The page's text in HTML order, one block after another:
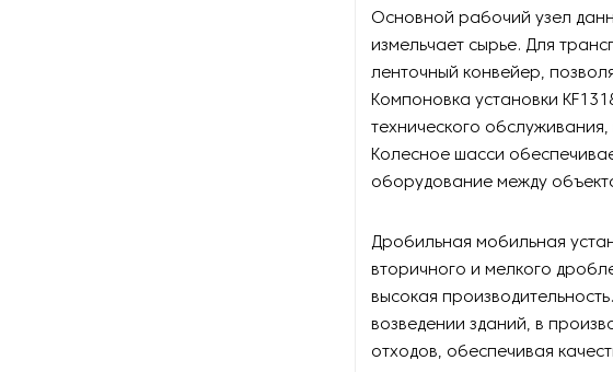
Основной рабочий узел
измельчает сырье. Для
ленточный конвейер,
Компоновка установки
технического
Колесное шасси
оборудование между
Дробильная мобильная
вторичного и мелкого
высокая
возведении зданий, в
отходов, обеспечивая